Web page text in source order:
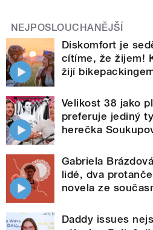
NEJPOSLOUCHANĚJŠÍ
Diskomfort je
cítíme, že žijem!
žijí
Velikost 38 jako
preferuje jediný
herečka
Gabriela
lidé, dva
novela ze
Daddy issues